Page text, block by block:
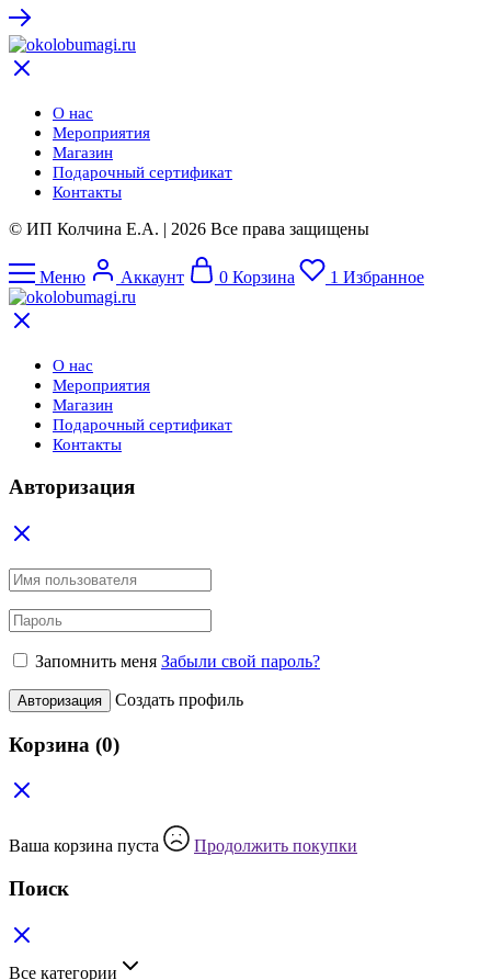
О нас
Мероприятия
Магазин
Подарочный сертификат
Контакты
© ИП Колчина Е.А. | 2026 Все права защищены
Меню Аккаунт 0 Корзина 1 Избранное
О нас
Мероприятия
Магазин
Подарочный сертификат
Контакты
Авторизация
Запомнить меня Забыли свой пароль?
Авторизация Создать профиль
Корзина (0)
Ваша корзина пуста Продолжить покупки
Поиск
Все категории